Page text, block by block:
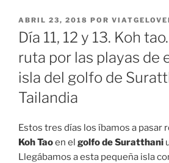
PUBLICADO
EL
ABRIL 23, 2018 POR
Día 11, 12 y 13. Koh
ruta por las playas de
isla del golfo de
Tailandia
Estos tres días los íbamos a pasar
Koh Taoen el golfo de Suratthani
Llegábamos a esta pequeña isla